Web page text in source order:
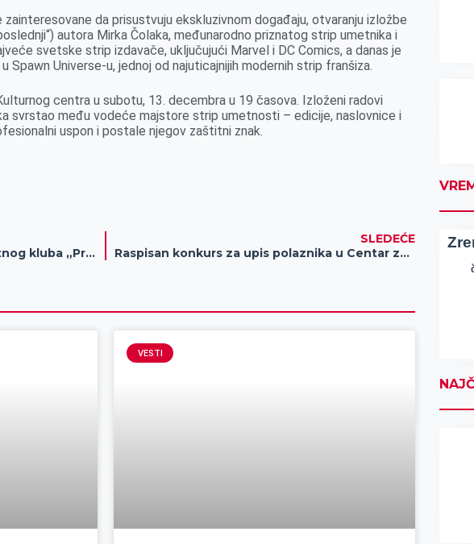
da prisustvuju ekskluzivnom događaju, otvaranju izložbe
autora Mirka Čolaka, međunarodno priznatog strip umetnika i
svetske strip izdavače, uključujući Marvel i DC Comics, a danas je
Spawn Universe-u, jednoj od najuticajnijih modernih strip franšiza.
centra u subotu, 13. decembra u 19 časova. Izloženi radovi
svrstao među vodeće majstore strip umetnosti – edicije, naslovnice i
uspon i postale njegov zaštitni znak.
Održana tribina za spas Rukometnog kluba „Proleter“
SLEDEĆE
Raspisan konkurs za upis polaznika u Centar za osnovnu policijsku obuku (COPO) u Sremskoj Kamenici
VESTI